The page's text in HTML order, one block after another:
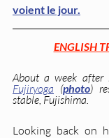
voient le jour.
ENGLISH
Fujiryoga (photo)
stable, Fujishima.
Looking back on